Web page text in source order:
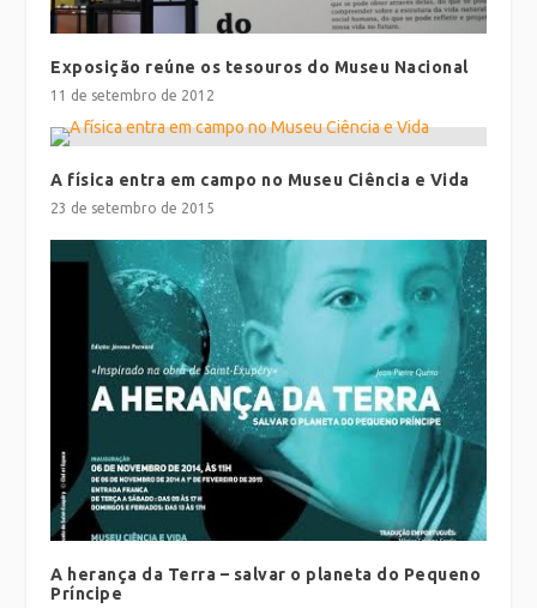
Exposição reúne os tesouros do Museu Nacional
11 de setembro de 2012
A física entra em campo no Museu Ciência e Vida
23 de setembro de 2015
A herança da Terra – salvar o planeta do Pequeno
Príncipe